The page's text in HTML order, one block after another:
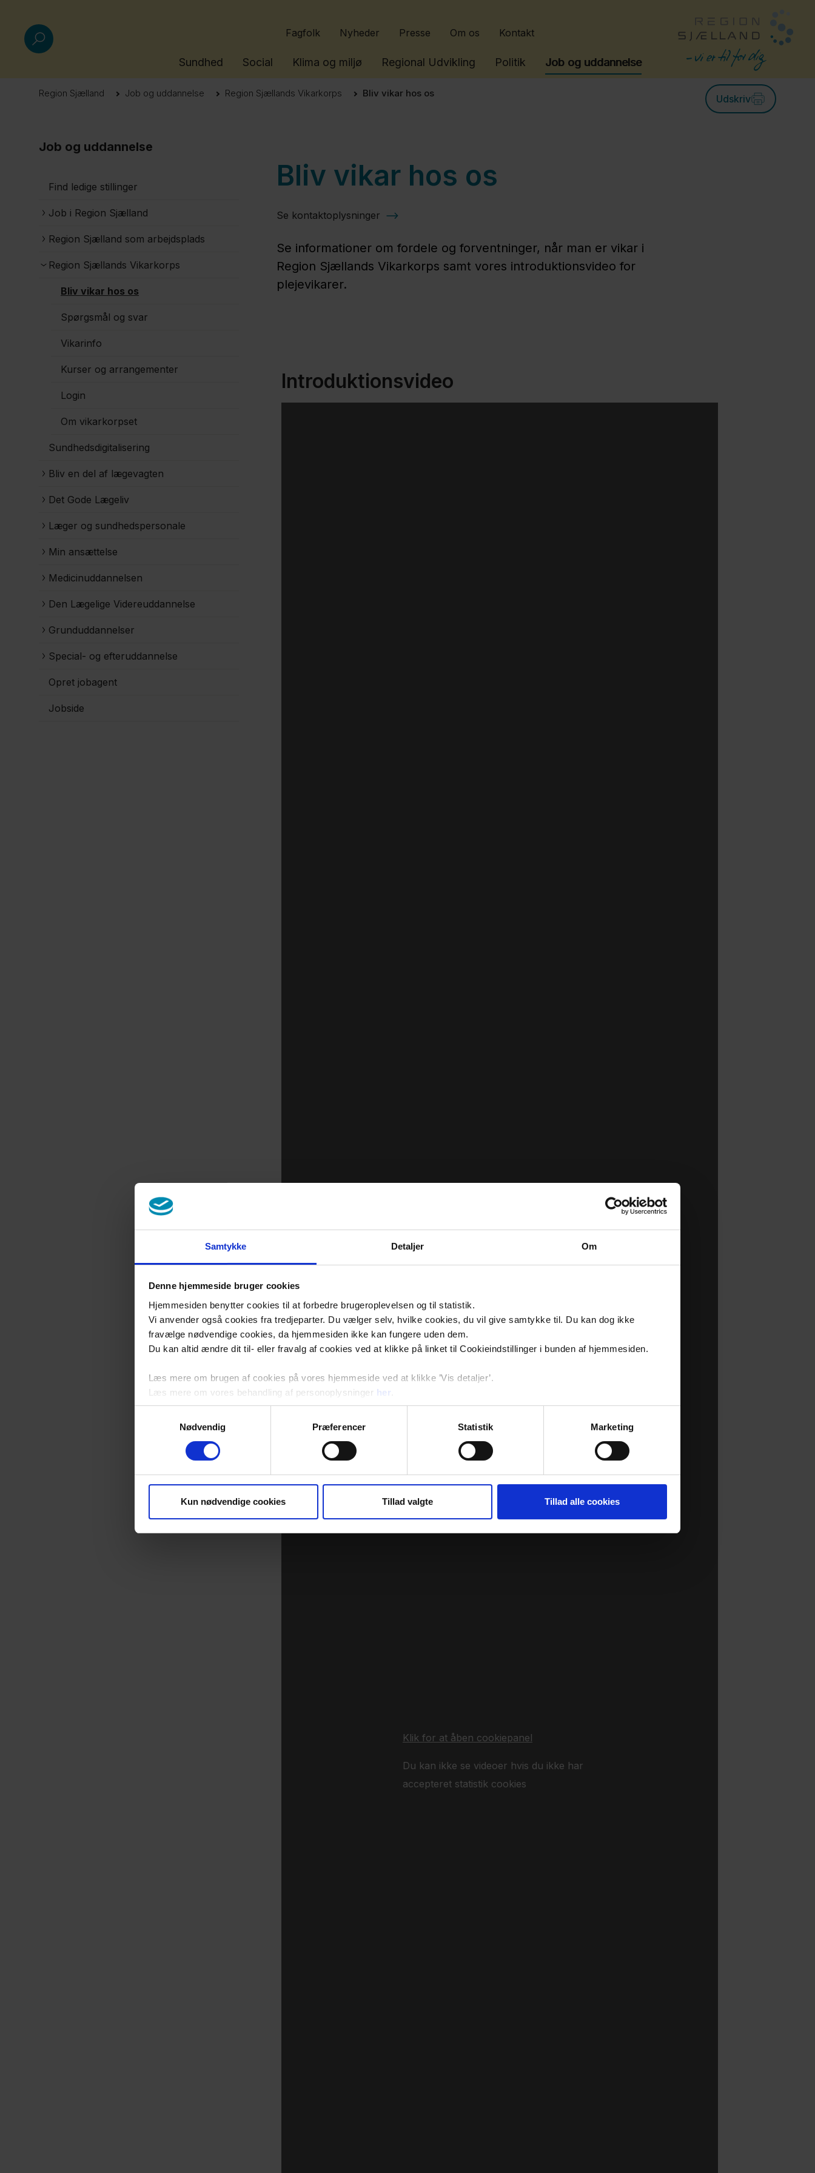
Samtykke Detaljer Om
Denne hjemmeside bruger cookies
Hjemmesiden benytter cookies til at forbedre brugeroplevelsen og til statistik.
Vi anvender også cookies fra tredjeparter. Du vælger selv, hvilke cookies, du vil give samtykke til. Du kan dog ikke
fravælge nødvendige cookies, da hjemmesiden ikke kan fungere uden dem.
Du kan altid ændre dit til- eller fravalg af cookies ved at klikke på linket til Cookieindstillinger i bunden af hjemmesiden.
Læs mere om brugen af cookies på vores hjemmeside ved at klikke ’Vis detaljer’.
Læs mere om vores behandling af personoplysninger her
Nødvendig
Præferencer Statistik Marketing
Kun nødvendige cookies Tillad valgte Tillad alle cookies
Fagfolk Nyheder Presse Om os Kontakt
Sundhed Social Klima og miljø Regional Udvikling Politik Job og uddannelse
Region Sjælland Job og uddannelse Region Sjællands Vikarkorps Bliv vikar hos os Udskriv
Job og uddannelse
Find ledige stillinger
Job i Region Sjælland
Region Sjælland som arbejdsplads
Region Sjællands Vikarkorps
Bliv vikar hos os
Spørgsmål og svar
Vikarinfo
Kurser og arrangementer
Login
Om vikarkorpset
Sundhedsdigitalisering
Bliv en del af lægevagten
Det Gode Lægeliv
Læger og sundhedspersonale
Min ansættelse
Medicinuddannelsen
Den Lægelige Videreuddannelse
Grunduddannelser
Special- og efteruddannelse
Opret jobagent
Jobside
Bliv vikar hos os
Se kontaktoplysninger
Se informationer om fordele og forventninger, når man er vikar i
Region Sjællands Vikarkorps samt vores introduktionsvideo for
plejevikarer.
Introduktionsvideo
Klik for at åben cookiepanel
Du kan ikke se videoer hvis du ikke har
accepteret statistik cookies